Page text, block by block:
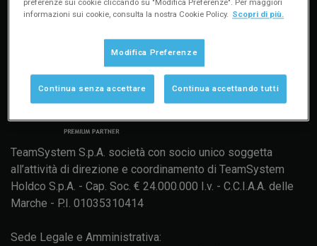
TeamSystem S.p.A. società con socio unico soggetta
all’attività di direzione e coordinamento di TeamSystem
Holdco S.p.A. - Cap. Soc. € 24.000.000 I.v. - C.C.I.A.A. delle
Marche - P.I. 01035310414
Sede Legale e Amministrativa:
preferenze sui cookie cliccando su "Modifica Preferenze". Per maggiori
informazioni sui cookie, consulta la nostra Cookie Policy. Scopri di più.
Modifica Preferenze
Continua senza accettare Continua accettando tutti